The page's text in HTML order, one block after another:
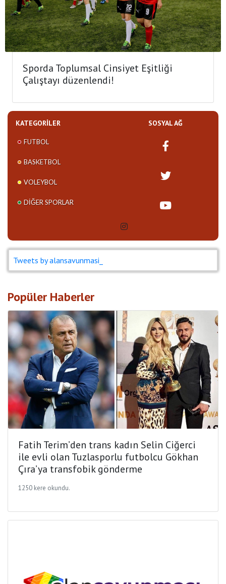
Sporda Toplumsal Cinsiyet Eşitliği
Çalıştayı düzenlendi!
KATEGORILER
FUTBOL
BASKETBOL
VOLEYBOL
DIĞER SPORLAR
SOSYAL AĞ
Tweets by alansavunmasi_
Popüler Haberler
Fatih Terim’den trans kadın Selin Ciğerci
ile evli olan Tuzlasporlu futbolcu Gökhan
Çıra’ya transfobik gönderme
1250 kere okundu.